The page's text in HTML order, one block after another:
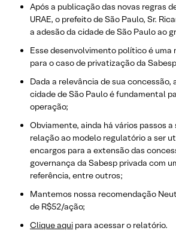
Após a publicação das novas regras
URAE, o prefeito de São Paulo, Sr.
a adesão da cidade de São Paulo ao
Esse desenvolvimento político é
para o caso de privatização da
Dada a relevância de sua concessão,
cidade de São Paulo é fundamental
operação;
Obviamente, ainda há vários passos a
relação ao modelo regulatório a ser
encargos para a extensão das
governança da Sabesp privada com
referência, entre outros;
Mantemos nossa recomendação
de R$52/ação;
Clique aqui para acessar o relatório.